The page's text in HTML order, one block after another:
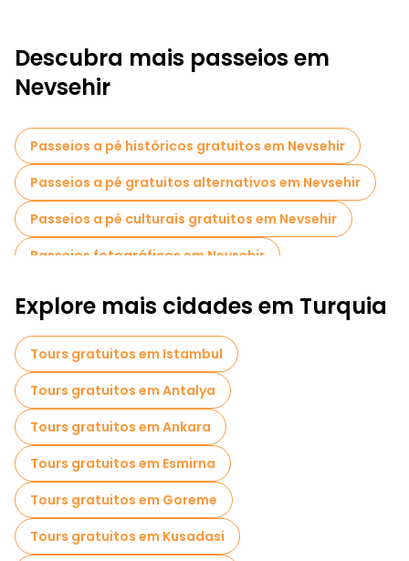
Descubra mais passeios em
Nevsehir
Passeios a pé históricos gratuitos em Nevsehir
Passeios a pé gratuitos alternativos em Nevsehir
Passeios a pé culturais gratuitos em Nevsehir
Passeios fotográficos em Nevsehir
Museus em Nevsehir
Passeios gratuitos de um dia em Nevsehir
Passeios a pé noturnos gratuitos em Nevsehir
Passeios de bicicleta em Nevsehir
Passeios gastronômicos em Nevsehir
Passeios gratuitos perto Uchisar Castle
Passeios gratuitos perto Pigeon Valley
Explore mais cidades em Turquia
Tours gratuitos em Istambul
Tours gratuitos em Antalya
Tours gratuitos em Ankara
Tours gratuitos em Esmirna
Tours gratuitos em Goreme
Tours gratuitos em Kusadasi